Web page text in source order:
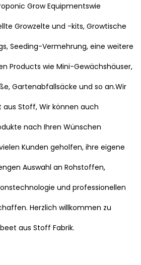
Grow Equipmentswie
Growzelte und -kits, Growtische
Seeding-Vermehrung, eine weitere
Products wie Mini-Gewächshäuser,
Gartenabfallsäcke und so an.Wir
aus Stoff, Wir können auch
nach Ihren Wünschen
Kunden geholfen, ihre eigene
Auswahl an Rohstoffen,
und professionellen
Herzlich willkommen zu
aus Stoff Fabrik.